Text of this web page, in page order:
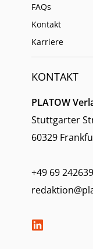
FAQs
Kontakt
Karriere
KONTAKT
PLATOW
Stuttgarter
60329
+49 69